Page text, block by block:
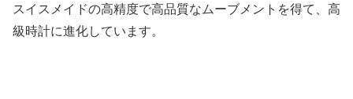
スイスメイドの高精度で高品質なムーブメントを得て、高
級時計に進化しています。